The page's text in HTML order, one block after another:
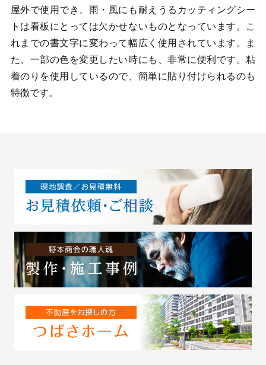
屋外で使用でき、雨・風にも耐えうるカッティングシー
トは看板にとっては欠かせないものとなっています。こ
れまでの書文字に変わって幅広く使用されています。ま
た、一部の色を変更したい時にも、非常に便利です。粘
着のりを使用しているので、簡単に貼り付けられるのも
特徴です。